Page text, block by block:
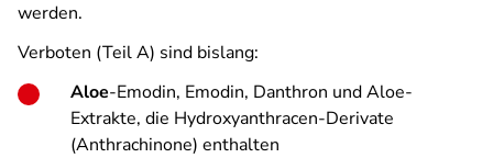
werden.
Verboten (Teil A) sind bislang:
Aloe-Emodin, Emodin, Danthron und Aloe-
Extrakte, die Hydroxyanthracen-Derivate
(Anthrachinone) enthalten